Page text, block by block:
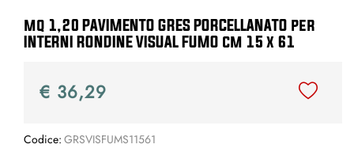
mq 1,20 PAVIMENTO GRES PORCELLANATO per
INTERNI RONDINE VISUAL FUMO cm 15 x 61
€ 36,29
Codice: GRSVISFUMS11561